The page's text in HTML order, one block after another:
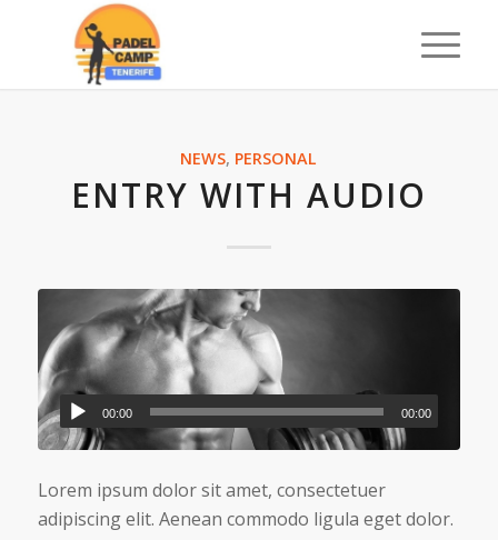
NEWS, PERSONAL
ENTRY WITH AUDIO
00:00 00:00
Lorem ipsum dolor sit amet, consectetuer
adipiscing elit. Aenean commodo ligula eget dolor.